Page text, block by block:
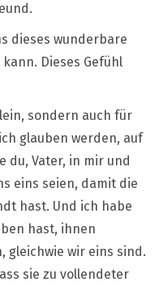
dieses wunderbare
Dieses Gefühl
sondern auch für
glauben werden, auf
du, Vater, in mir und
eins seien, damit die
hast. Und ich habe
hast, ihnen
gleichwie wir eins sind.
sie zu vollendeter